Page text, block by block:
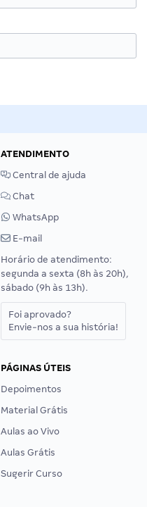
ATENDIMENTO
Central de ajuda
Chat
WhatsApp
E-mail
Horário de atendimento:
segunda a sexta (8h às 20h),
sábado (9h às 13h).
Foi aprovado?
Envie-nos a sua história!
PÁGINAS ÚTEIS
Depoimentos
Material Grátis
Aulas ao Vivo
Aulas Grátis
Sugerir Curso